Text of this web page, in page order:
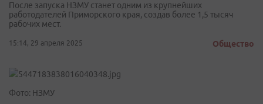
После запуска НЗМУ станет одним из крупнейших
работодателей Приморского края, создав более 1,5 тысяч
рабочих мест.
15:14, 29 апреля 2025 Общество
Фото: НЗМУ